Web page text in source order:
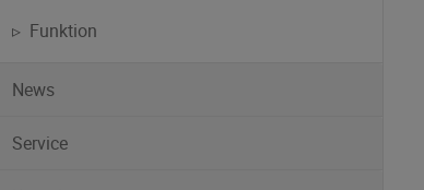
▹ Funktion
News
Service